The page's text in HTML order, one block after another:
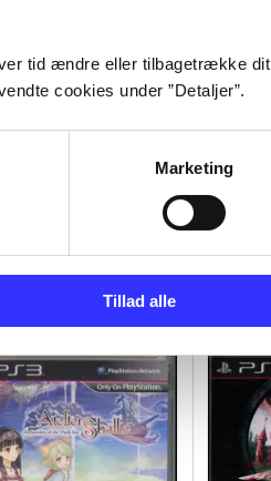
tid ændre eller tilbagetrække dit
cookies under ”Detaljer”.
Marketing
Tillad alle